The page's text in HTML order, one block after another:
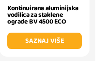
Kontinuirana aluminijska
vodilica za staklene
ograde BV 4500 ECO
SAZNAJ VIŠE